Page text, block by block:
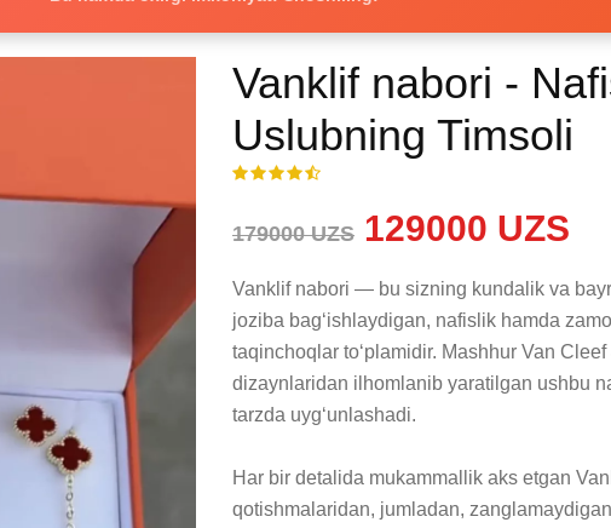
Vanklif nabori -
Uslubning Timsoli
179000 UZS 129000 UZS
Vanklif nabori — bu sizning kundalik va
joziba bagʻishlaydigan, nafislik hamda
taqinchoqlar toʻplamidir. Mashhur Van
dizaynlaridan ilhomlanib yaratilgan ushbu
tarzda uygʻunlashadi.
Har bir detalida mukammallik aks etgan
qotishmalaridan, jumladan,